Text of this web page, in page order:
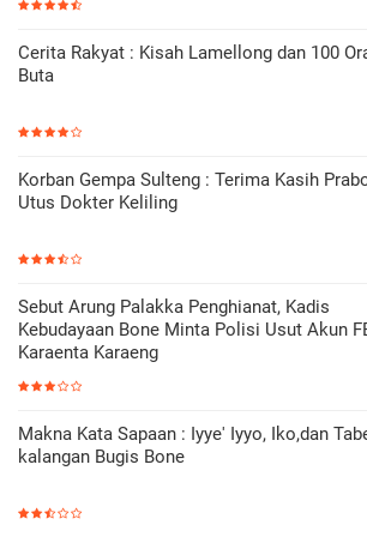
Cerita Rakyat : Kisah Lamellong dan 100
Buta
Korban Gempa Sulteng : Terima Kasih
Utus Dokter Keliling
Sebut Arung Palakka Penghianat, Kadis
Kebudayaan Bone Minta Polisi Usut Akun
Karaenta Karaeng
Makna Kata Sapaan : Iyye' Iyyo, Iko,dan
kalangan Bugis Bone